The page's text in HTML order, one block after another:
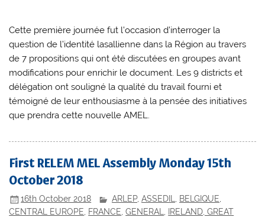
Cette première journée fut l’occasion d’interroger la
question de l’identité lasallienne dans la Région au travers
de 7 propositions qui ont été discutées en groupes avant
modifications pour enrichir le document. Les 9 districts et
délégation ont souligné la qualité du travail fourni et
témoigné de leur enthousiasme à la pensée des initiatives
que prendra cette nouvelle AMEL.
First RELEM MEL Assembly Monday 15th
October 2018
16th October 2018 ARLEP,ASSEDIL, BELGIQUE,
CENTRAL EUROPE
FRANCE ,GENERAL
IRELAND, GREAT